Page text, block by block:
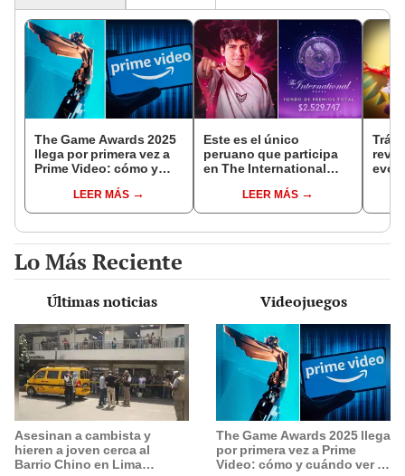
The Game Awards 2025
llega por primera vez a
Prime Video: cómo y
LEER MÁS
Este es el único
peruano que participa
en The International
equipo Heroic
LEER MÁS
Lo Más Reciente
Últimas noticias
Asesinan a cambista y
hieren a joven cerca al
Barrio Chino en Lima
Videojuegos
The Game Awards 2025 llega
por primera vez a Prime
Video: cómo y cuándo ver el